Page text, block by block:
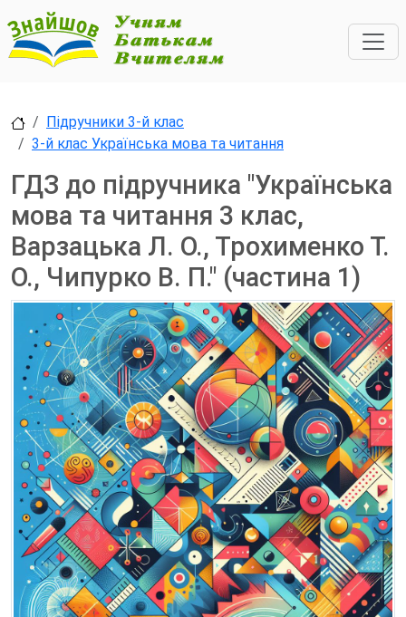
Підручники 3-й клас
3-й клас Українська мова та читання
ГДЗ до підручника "Українська
мова та читання 3 клас,
Варзацька Л. О., Трохименко Т.
О., Чипурко В. П." (частина 1)